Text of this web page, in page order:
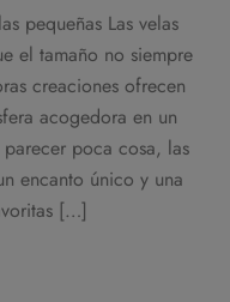
pequeñas Las velas
el tamaño no siempre
creaciones ofrecen
acogedora en un
poca cosa, las
encanto único y una
[…]